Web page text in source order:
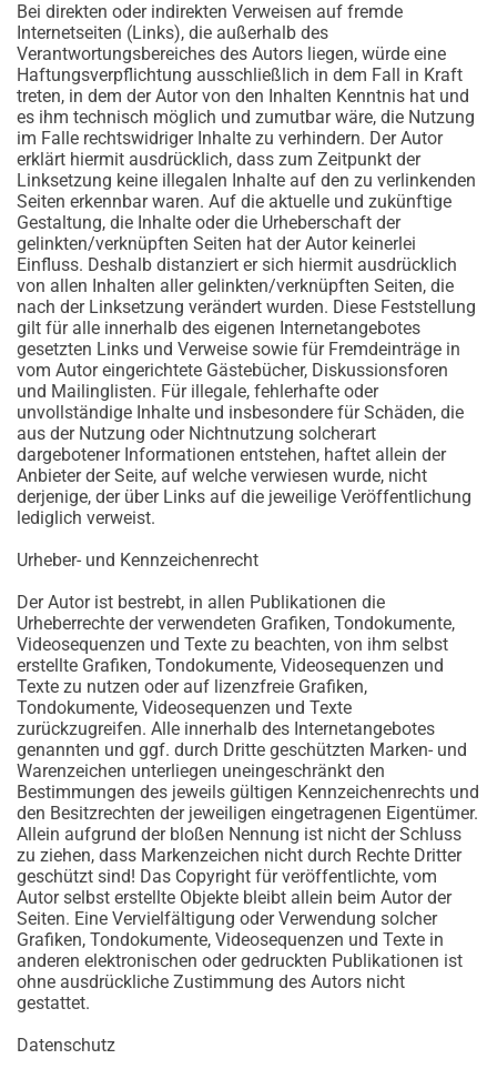
Bei direkten oder indirekten Verweisen auf fremde
Internetseiten (Links), die außerhalb des
Verantwortungsbereiches des Autors liegen, würde eine
Haftungsverpflichtung ausschließlich in dem Fall in Kraft
treten, in dem der Autor von den Inhalten Kenntnis hat und
es ihm technisch möglich und zumutbar wäre, die Nutzung
im Falle rechtswidriger Inhalte zu verhindern. Der Autor
erklärt hiermit ausdrücklich, dass zum Zeitpunkt der
Linksetzung keine illegalen Inhalte auf den zu verlinkenden
Seiten erkennbar waren. Auf die aktuelle und zukünftige
Gestaltung, die Inhalte oder die Urheberschaft der
gelinkten/verknüpften Seiten hat der Autor keinerlei
Einfluss. Deshalb distanziert er sich hiermit ausdrücklich
von allen Inhalten aller gelinkten/verknüpften Seiten, die
nach der Linksetzung verändert wurden. Diese Feststellung
gilt für alle innerhalb des eigenen Internetangebotes
gesetzten Links und Verweise sowie für Fremdeinträge in
vom Autor eingerichtete Gästebücher, Diskussionsforen
und Mailinglisten. Für illegale, fehlerhafte oder
unvollständige Inhalte und insbesondere für Schäden, die
aus der Nutzung oder Nichtnutzung solcherart
dargebotener Informationen entstehen, haftet allein der
Anbieter der Seite, auf welche verwiesen wurde, nicht
derjenige, der über Links auf die jeweilige Veröffentlichung
lediglich verweist.
Urheber- und Kennzeichenrecht
Der Autor ist bestrebt, in allen Publikationen die
Urheberrechte der verwendeten Grafiken, Tondokumente,
Videosequenzen und Texte zu beachten, von ihm selbst
erstellte Grafiken, Tondokumente, Videosequenzen und
Texte zu nutzen oder auf lizenzfreie Grafiken,
Tondokumente, Videosequenzen und Texte
zurückzugreifen. Alle innerhalb des Internetangebotes
genannten und ggf. durch Dritte geschützten Marken- und
Warenzeichen unterliegen uneingeschränkt den
Bestimmungen des jeweils gültigen Kennzeichenrechts und
den Besitzrechten der jeweiligen eingetragenen Eigentümer.
Allein aufgrund der bloßen Nennung ist nicht der Schluss
zu ziehen, dass Markenzeichen nicht durch Rechte Dritter
geschützt sind! Das Copyright für veröffentlichte, vom
Autor selbst erstellte Objekte bleibt allein beim Autor der
Seiten. Eine Vervielfältigung oder Verwendung solcher
Grafiken, Tondokumente, Videosequenzen und Texte in
anderen elektronischen oder gedruckten Publikationen ist
ohne ausdrückliche Zustimmung des Autors nicht
gestattet.
Datenschutz